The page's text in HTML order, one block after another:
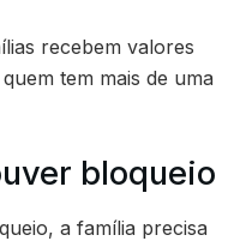
recebem valores
tem mais de uma
bloqueio
a família precisa